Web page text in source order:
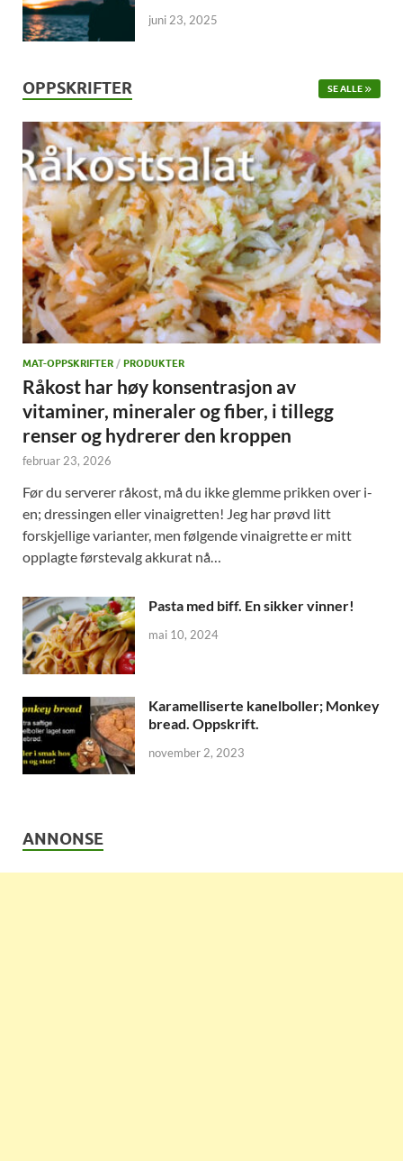
juni 23, 2025
OPPSKRIFTER SE ALLE
MAT-OPPSKRIFTER / PRODUKTER
Råkost har høy konsentrasjon av
vitaminer, mineraler og fiber, i tillegg
renser og hydrerer den kroppen
februar 23, 2026
Før du serverer råkost, må du ikke glemme prikken over i-
en; dressingen eller vinaigretten! Jeg har prøvd litt
forskjellige varianter, men følgende vinaigrette er mitt
opplagte førstevalg akkurat nå…
Pasta med biff. En sikker vinner!
mai 10, 2024
Karamelliserte kanelboller; Monkey
bread. Oppskrift.
november 2, 2023
ANNONSE